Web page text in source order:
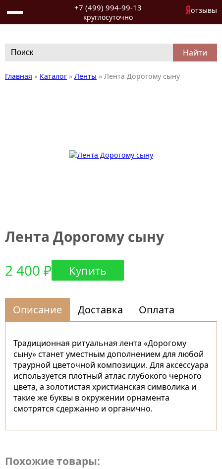
+7 (499) 994-99-13
круглосуточно
отзывы
for:
Главная » Каталог » Ленты » Лента Дорогому сыну
Лента Дорогому сыну
2 400 ₽
Купить
Описание Доставка Оплата
Традиционная ритуальная лента «Дорогому
сыну» станет уместным дополнением для любой
траурной цветочной композиции. Для аксессуара
используется плотный атлас глубокого черного
цвета, а золотистая христианская символика и
такие же буквы в окружении орнамента
смотрятся сдержанно и органично.
Похожие товары: